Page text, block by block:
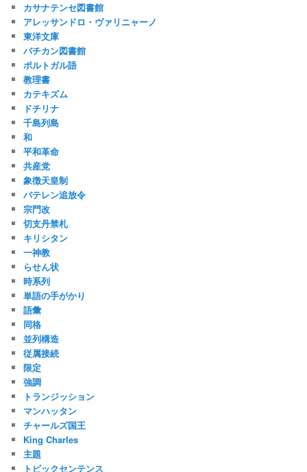
カサナテンセ図書館
アレッサンドロ・ヴァリニャーノ
東洋文庫
バチカン図書館
ポルトガル語
教理書
カテキズム
ドチリナ
千島列島
和
平和革命
共産党
象徴天皇制
バテレン追放令
宗門改
切支丹禁札
キリシタン
一神教
らせん状
時系列
単語の手がかり
語彙
同格
並列構造
従属接続
限定
強調
トランジッション
マンハッタン
チャールズ国王
King Charles
主題
トピックセンテンス